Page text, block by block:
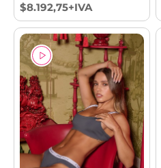
$8.192,75+IVA